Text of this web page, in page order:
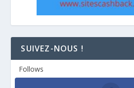
SUIVEZ-NOUS !
Follows